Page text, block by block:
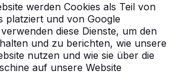
werden Cookies als Teil von
platziert und von Google
diese Dienste, um den
und zu berichten, wie unsere
nutzen und wie sie über die
auf unsere Website
Zubehör